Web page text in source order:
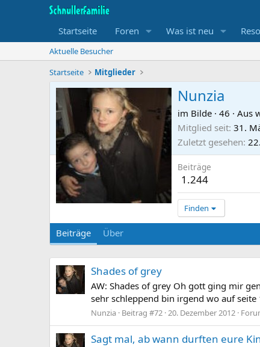
Startseite Foren Was ist neu
Aktuelle Besucher
Startseite
Mitglieder
Nunzia
im Bilde · 46 · Aus
Mitglied seit 31.
Zuletzt gesehen
Beiträge
1.244
Finden
Beiträge Über
Shades of grey
AW: Shades of grey Oh gott ging mir
sehr schleppend bin irgend wo auf
Nunzia Beitrag #72 20. Dezember 2012
Sagt mal, ab wann durften eure